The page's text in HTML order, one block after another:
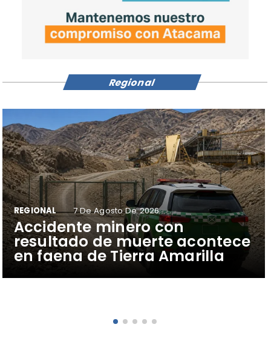
Accidente minero con
resultado de muerte acontece
en faena de Tierra Amarilla
REGIONAL 7 De Agosto De 2026
Regional